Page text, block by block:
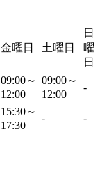
金曜日 土曜日
日
曜
日
09:00～
12:00
09:00～
12:00
-
15:30～
17:30
- -